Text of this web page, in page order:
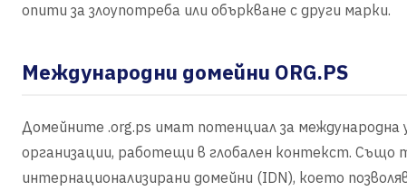
опити за злоупотреба или объркване с други марки.
Международни домейни ORG.PS
Домейните .org.ps имат потенциал за
организации, работещи в глобален контекст. Също
интернационализирани домейни (IDN), което